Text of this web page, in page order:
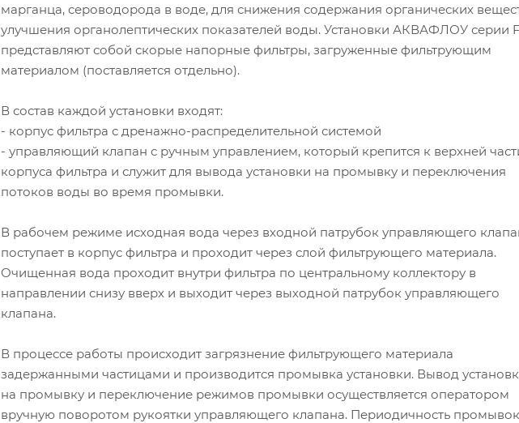
марганца, сероводорода в воде, для снижения содержания органических
улучшения органолептических показателей воды. Установки АКВАФЛОУ серии F
представляют собой скорые напорные фильтры, загруженные фильтрующим
материалом (поставляется отдельно).
В состав каждой установки входят:
- корпус фильтра с дренажно-распределительной системой
- управляющий клапан с ручным управлением, который крепится к верхней
корпуса фильтра и служит для вывода установки на промывку и переключения
потоков воды во время промывки.
В рабочем режиме исходная вода через входной патрубок управляющего
поступает в корпус фильтра и проходит через слой фильтрующего материала.
Очищенная вода проходит внутри фильтра по центральному коллектору в
направлении снизу вверх и выходит через выходной патрубок управляющего
клапана.
В процессе работы происходит загрязнение фильтрующего материала
задержанными частицами и производится промывка установки. Вывод
на промывку и переключение режимов промывки осуществляется оператором
вручную поворотом рукоятки управляющего клапана. Периодичность промывок